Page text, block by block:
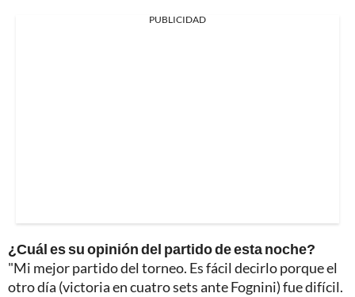
PUBLICIDAD
¿Cuál es su opinión del partido de esta noche?
"Mi mejor partido del torneo. Es fácil decirlo porque el
otro día (victoria en cuatro sets ante Fognini) fue difícil.